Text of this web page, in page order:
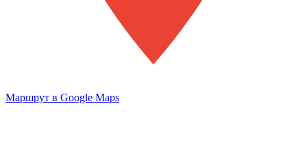
Маршрут в Google Maps